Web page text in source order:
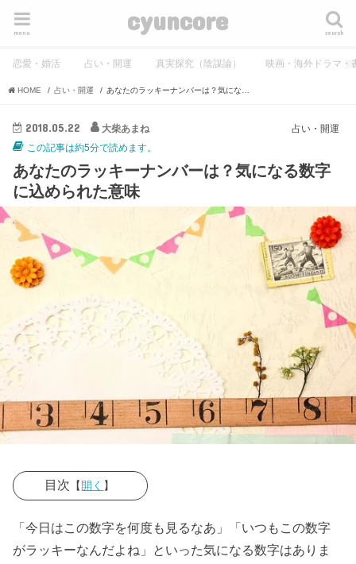
cyuncore search
menu
恋愛・婚活 占い・開運 真実探究（陰謀論） 映画・海外ドラマ・
HOME 占い・開運
占い・開運
2018.05.22
大柴あまね
この記事は約5分で読めます。
あなたのラッキーナンバーは？気になる数字
に込められた意味
目次 【開く 】
› 『１』
› 『２』
「今日はこの数字を何度も見るなあ」「いつもこの数字
がラッキーなんだよね」といった気になる数字はありま